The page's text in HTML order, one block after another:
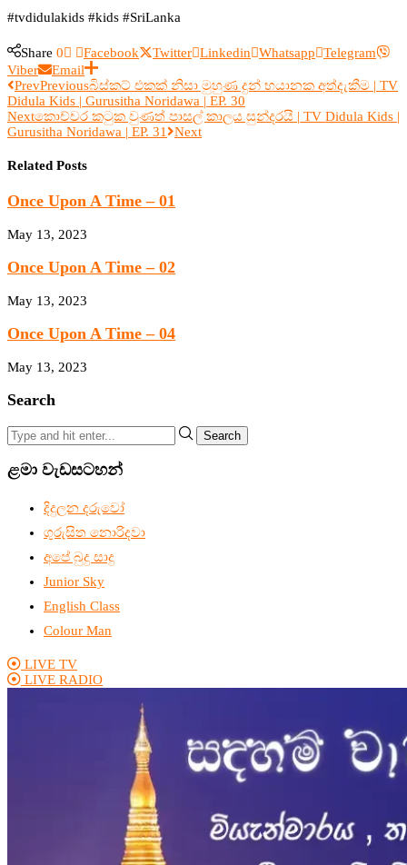
#tvdidulakids #kids #SriLanka
Share 0 Facebook Twitter Linkedin Whatsapp
Telegram
Viber
Email
PrevPreviousබිස්කට් එකක් නිසා මුහුණ දුන් භයානක අත්දැකීම | TV
Didula Kids | Gurusitha Noridawa | EP. 30
Nextකොච්චර කටුක වුණත් පාසල් කාලය සුන්දරයි | TV Didula Kids |
Gurusitha Noridawa | EP. 31
Next
Related Posts
Once Upon A Time – 01
May 13, 2023
Once Upon A Time – 02
May 13, 2023
Once Upon A Time – 04
May 13, 2023
Search
Search
ළමා වැඩසටහන්
දිදුලන දරුවෝ
ගුරුසිත නොරිදවා
අපේ බුදු සාදු
Junior Sky
English Class
Colour Man
LIVE TV
LIVE RADIO